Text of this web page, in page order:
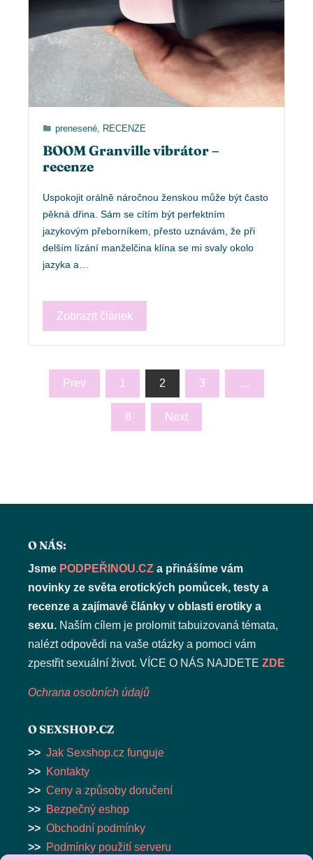
prenesené RECENZE
BOOM Granville vibrátor –
recenze
Uspokojit orálně náročnou ženskou může být často
pěkná dřina. Sám se cítím být perfektním
jazykovým přeborníkem, přesto uznávám, že při
delším lízání manželčina klína se mi svaly okolo
jazyka a…
Zobrazit článek
Stránkování
příspěvků
Prev 1 2 3 …
8 Next
O NÁS:
Jsme PODPEŘINOU.CZ a přinášíme vám
novinky ze světa erotických pomůcek, testy a
recenze a zajímavé články v oblasti erotiky a
sexu. Naším cílem je prolomit tabuizovaná témata,
nalézt odpovědi na vaše otázky a pomoci vám
zpestřit sexuální život. VÍCE O NÁS NAJDETE ZDE
Ochrana osobních údajů
O SEXSHOP.CZ
>> Jak Sexshop.cz funguje
>> Kontakty
>> Ceny a způsoby doručení
>> Bezpečný eshop
>> Obchodní podmínky
>> Podmínky použití serveru